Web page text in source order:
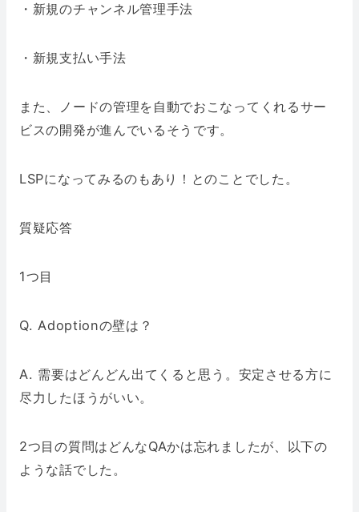
・新規のチャンネル管理手法
・新規支払い手法
また、ノードの管理を自動でおこなってくれるサー
ビスの開発が進んでいるそうです。
LSPになってみるのもあり！とのことでした。
質疑応答
1つ目
Q. Adoptionの壁は？
A. 需要はどんどん出てくると思う。安定させる方に
尽力したほうがいい。
2つ目の質問はどんなQAかは忘れましたが、以下の
ような話でした。